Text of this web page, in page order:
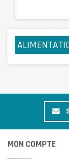
MON COMPTE